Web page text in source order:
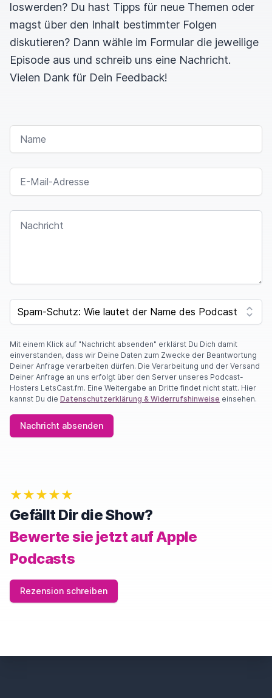
loswerden? Du hast Tipps für neue Themen oder
magst über den Inhalt bestimmter Folgen
diskutieren? Dann wähle im Formular die jeweilige
Episode aus und schreib uns eine Nachricht.
Vielen Dank für Dein Feedback!
NAME
E-MAIL-ADRESSE
NACHRICHT
F
O
A
R
E
A
H
U
R
E
T
H
I
S
F
E
SPAM CAPTCHA
Mit einem Klick auf "Nachricht absenden" erklärst Du Dich damit
einverstanden, dass wir Deine Daten zum Zwecke der Beantwortung
Deiner Anfrage verarbeiten dürfen. Die Verarbeitung und der Versand
Deiner Anfrage an uns erfolgt über den Server unseres Podcast-
Hosters LetsCast.fm. Eine Weitergabe an Dritte findet nicht statt. Hier
kannst Du die Datenschutzerklärung & Widerrufshinweise einsehen.
Nachricht absenden
★★★★★
Gefällt Dir die Show?
Bewerte sie jetzt auf Apple
Podcasts
Rezension schreiben